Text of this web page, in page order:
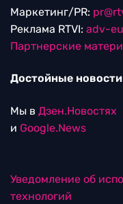
Маркетинг/PR:
Реклама RTVI: adv-
Партнерские
Достойные новости
Мы в Дзен.Новостях
и Google.News
Уведомление об
технологий